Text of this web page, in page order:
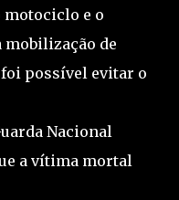
motociclo e o
mobilização de
possível evitar o
Nacional
a vítima mortal